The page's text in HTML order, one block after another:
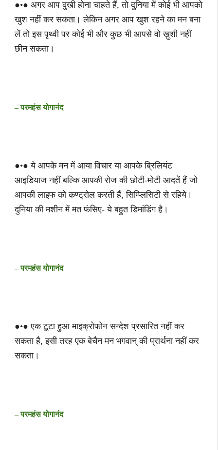
●•● अगर आप दुखी होना चाहते हैं, तो दुनिया में कोई भी आपको
खुश नहीं कर सकता। लेकिन अगर आप खुश रहने का मन बना
लें तो इस पृथ्वी पर कोई भी और कुछ भी आपसे वो ख़ुशी नहीं
छीन सकता।
– परमहंस योगानंद
●•● ये आपके मन में आया विचार या आपके ब्रिलियंट
आइडियाज नहीं बल्कि आपकी रोज की छोटी-मोटी आदतें हैं जो
आपकी लाइफ को कण्ट्रोल करती हैं, सिम्प्लिसिटी से रहिये।
दुनिया की मशीन में मत फंसिए- ये बहुत डिमांडिंग है।
– परमहंस योगानंद
●•● एक टूटा हुआ माइक्रोफोन सन्देश प्रसारित नहीं कर
सकता है, इसी तरह एक बेचैन मन भगवान् की प्रार्थना नहीं कर
सकता।
– परमहंस योगानंद